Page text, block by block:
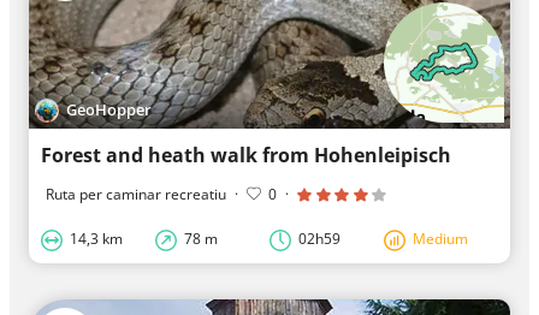
GeoHopper
Forest and heath walk from Hohenleipisch
Ruta per caminar recreatiu · 0 ·
14,3 km 78 m 02h59 Medium